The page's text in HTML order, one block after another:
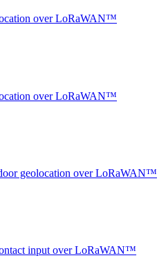
over LoRaWAN™
over LoRaWAN™
geolocation over LoRaWAN™
input over LoRaWAN™